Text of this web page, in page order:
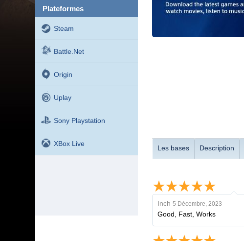
plateformes
Steam
Battle.net
Origin
Uplay
Sony Playstation
XBox Live
Les bases Description
Inch 5 Décembre, 2023
Good, Fast, Works